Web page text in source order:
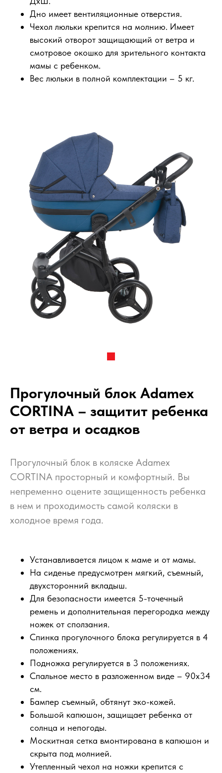
Дно имеет вентиляционные отверстия.
Чехол люльки крепится на молнию. Имеет
высокий отворот защищающий от ветра и
смотровое окошко для зрительного контакта
мамы с ребенком.
Вес люльки в полной комплектации – 5 кг.
Прогулочный блок Adamex
CORTINA – защитит ребенка
от ветра и осадков
Прогулочный блок в коляске Adamex
CORTINA просторный и комфортный. Вы
непременно оцените защищенность ребенка
в нем и проходимость самой коляски в
холодное время года.
Устанавливается лицом к маме и от мамы.
На сиденье предусмотрен мягкий, съемный,
двухсторонний вкладыш.
Для безопасности имеется 5-точечный
ремень и дополнительная перегородка между
ножек от сползания.
Спинка прогулочного блока регулируется в 4
положениях.
Подножка регулируется в 3 положениях.
Спальное место в разложенном виде – 90х34
см.
Бампер съемный, обтянут эко-кожей.
Большой капюшон, защищает ребенка от
солнца и непогоды.
Москитная сетка вмонтирована в капюшон и
скрыта под молнией.
Утепленный чехол на ножки крепится с